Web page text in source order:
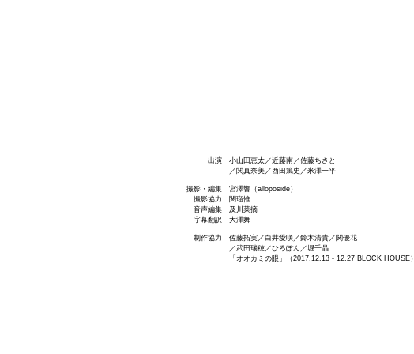
出演 小山田恵太／近藤南／佐藤ちさと
／関真奈美／西田篤史／米澤一平
撮影・編集 宮澤響（alloposide）
撮影協力 関瑠惟
​ 音声編集 及川菜摘
字幕翻訳 大澤舞
制作協力 佐藤拓実／白井愛咲／鈴木清貴／関優花
／武田瑞穂／ひろぽん／堀千晶
「オオカミの眼」（2017.12.13 - 12.27 BLOCK HOUSE）